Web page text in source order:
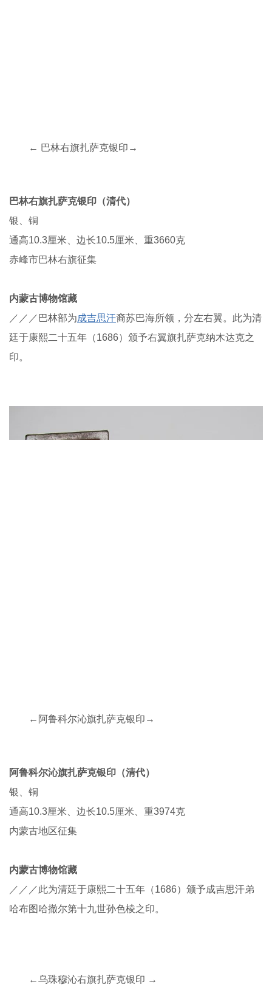
← 巴林右旗扎萨克银印→
巴林右旗扎萨克银印（清代）
银、铜
通高10.3厘米、边长10.5厘米、重3660克
赤峰市巴林右旗征集
内蒙古博物馆藏
／／／巴林部为成吉思汗裔苏巴海所领，分左右翼。此为清
廷于康熙二十五年（1686）颁予右翼旗扎萨克纳木达克之
印。
←阿鲁科尔沁旗扎萨克银印→
阿鲁科尔沁旗扎萨克银印（清代）
银、铜
通高10.3厘米、边长10.5厘米、重3974克
内蒙古地区征集
内蒙古博物馆藏
／／／此为清廷于康熙二十五年（1686）颁予成吉思汗弟
哈布图哈撤尔第十九世孙色棱之印。